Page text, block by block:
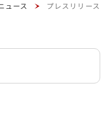
ュース プレスリリース